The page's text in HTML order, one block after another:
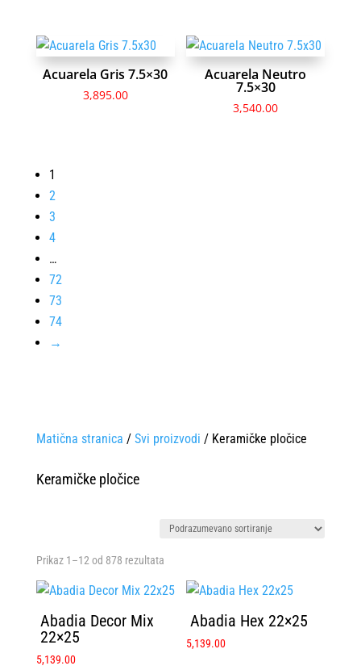
Acuarela Gris 7.5×30
3,895.00
Acuarela Neutro
7.5×30
3,540.00
1
2
3
4
…
72
73
74
→
Matična stranica / Svi proizvodi / Keramičke pločice
Keramičke pločice
Prikaz 1–12 od 878 rezultata
Abadia Decor Mix
22×25
5,139.00
Abadia Hex 22×25
5,139.00